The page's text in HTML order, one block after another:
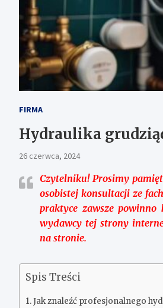
FIRMA
Hydraulika
26 czerwca, 2024
Czytelniku!Prosimy
osobistej konsultacji ze
praktyce zawsze
wydawcy tej strony
na stronie.
Spis Treści
Jak znaleźć profesjonalnego